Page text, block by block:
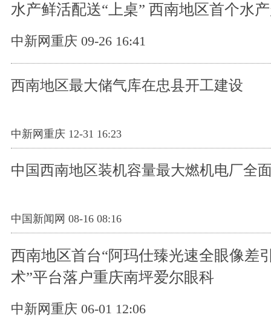
水产鲜活配送“上桌” 西南地区首个水
中新网重庆 09-26 16:41
西南地区最大储气库在忠县开工建设
中新网重庆 12-31 16:23
中国西南地区装机容量最大燃机电厂全
中国新闻网 08-16 08:16
西南地区首台“阿玛仕臻光速全眼像差
术”平台落户重庆南坪爱尔眼科
中新网重庆 06-01 12:06